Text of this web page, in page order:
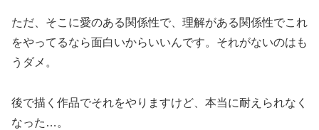
ただ、そこに愛のある関係性で、理解がある関係性でこれ
をやってるなら面白いからいいんです。それがないのはも
うダメ。
後で描く作品でそれをやりますけど、本当に耐えられなく
なった…。